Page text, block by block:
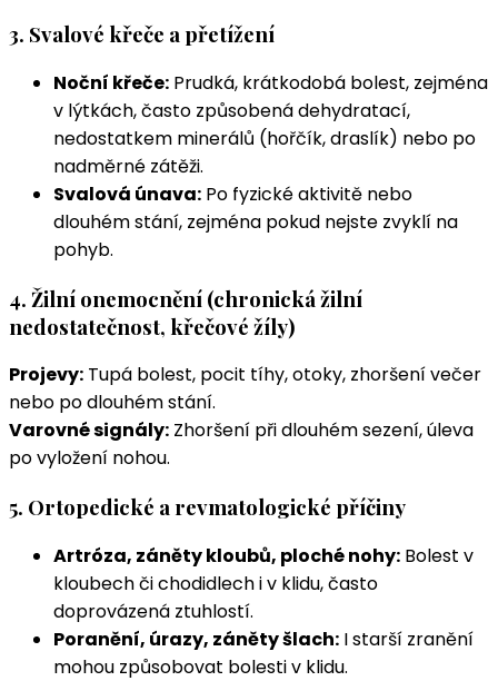
3. Svalové křeče a přetížení
Noční křeče: Prudká, krátkodobá bolest, zejména
v lýtkách, často způsobená dehydratací,
nedostatkem minerálů (hořčík, draslík) nebo po
nadměrné zátěži.
Svalová únava: Po fyzické aktivitě nebo
dlouhém stání, zejména pokud nejste zvyklí na
pohyb.
4. Žilní onemocnění (chronická žilní
nedostatečnost, křečové žíly)
Projevy: Tupá bolest, pocit tíhy, otoky, zhoršení večer
nebo po dlouhém stání.
Varovné signály: Zhoršení při dlouhém sezení, úleva
po vyložení nohou.
5. Ortopedické a revmatologické příčiny
Artróza, záněty kloubů, ploché nohy: Bolest v
kloubech či chodidlech i v klidu, často
doprovázená ztuhlostí.
Poranění, úrazy, záněty šlach: I starší zranění
mohou způsobovat bolesti v klidu.